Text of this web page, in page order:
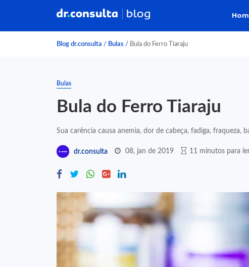
Blog dr.consulta / Bulas / Bula do Ferro Tiaraju
Bulas
Bula do Ferro Tiaraju
Sua carência causa anemia, dor de cabeça, fadiga, fraqueza,
dr.consulta 08, jan de 2019 11 minutos para